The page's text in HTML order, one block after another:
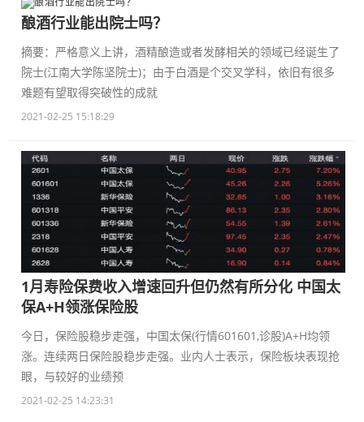
酿酒行业能出院士吗？
摘要：严格意义上讲，酒精酿造或者发酵相关的领域已经诞生了
院士(江南大学陈坚院士)；由于白酒是个交叉学科，依旧有很多
难题有望取得突破性的成就
2021-02-25 15:18:29
1月寿险保费收入增速回升但仍然有所分化 中国太
保A+H领涨保险股
今日，保险股稳步走强，中国太保(行情601601,诊股)A+H均领
涨。连续两日保险股稳步走强。业内人士表示，保险板块表现抢
眼，与较好的业绩预
2021-02-25 14:23:31